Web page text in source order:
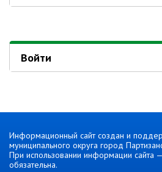
Войти
Информационный сайт создан и
муниципального округа город
При использовании информации сайта —
обязательна.